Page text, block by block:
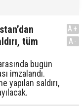
tüm
bugün
imzalandı.
yapılan saldırı,
A+
A-